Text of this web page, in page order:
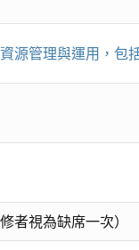
源管理與運用，包
者視為缺席一次）